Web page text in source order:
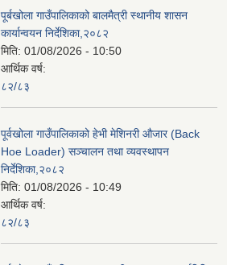
पूर्बखोला गाउँपालिकाको बालमैत्री स्थानीय शासन
कार्यान्वयन निर्देशिका,२०८२
मिति: 01/08/2026 - 10:50
आर्थिक वर्ष:
८२/८३
पूर्वखोला गाउँपालिकाको हेभी मेशिनरी औजार (Back
Hoe Loader) सञ्चालन तथा व्यवस्थापन
निर्देशिका,२०८२
मिति: 01/08/2026 - 10:49
आर्थिक वर्ष:
८२/८३